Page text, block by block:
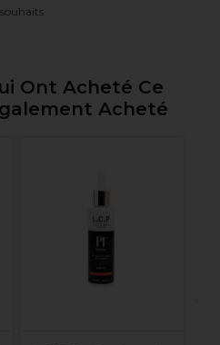
Ont Acheté Ce
Acheté